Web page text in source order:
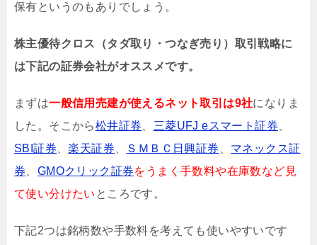
保有というのもありでしょう。
株主優待クロス（タダ取り・つなぎ売り）取引戦略に
は下記の証券会社がオススメです。
まずは一般信用売建が使えるネット取引は9社になりま
した。そこから松井証券 三菱UFJ eスマート証券
SBI証券 、楽天証券 ＳＭＢＣ日興証券
マネックス証
券
GMOクリック証券をうまく手数料や在庫数など見
て使い分けたい ところです。
下記2つは銘柄数や手数料を考えても使いやすいです